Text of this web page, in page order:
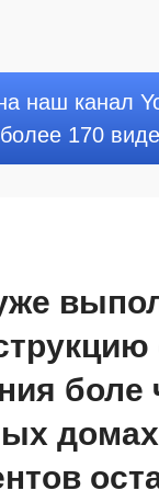
наш канал
более 170
боле